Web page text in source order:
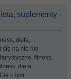
suplementy -
dieta,
się na nie nie
fitness,
dieta,
o tym